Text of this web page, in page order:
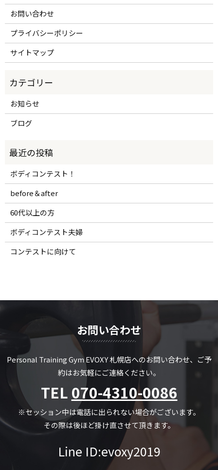
お問い合わせ
プライバシーポリシー
サイトマップ
お知らせ
ブログ
ボディコンテスト！
before＆after
60代以上の方
ボディコンテスト夫婦
コンテストに向けて
お問い合わせ
Personal Training Gym EVOXY 札幌店へのお問い合わせ、ご予
約はお気軽にご連絡ください。
TEL 070-4310-0086
※セッション中は電話に出られない場合がございます。
その際は後ほど掛け直させて頂きます。
Line ID:evoxy2019